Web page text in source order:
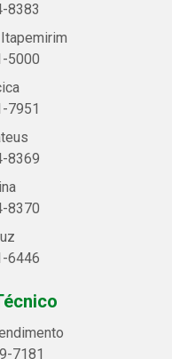
8383
5000
7951
8369
8370
6446
7181